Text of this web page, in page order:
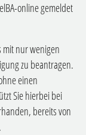
online gemeldet
mit nur wenigen
zu beantragen.
einen
Sie hierbei bei
bereits von